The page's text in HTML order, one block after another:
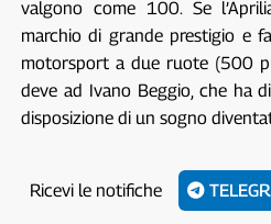
valgono come 100. Se
marchio di grande prestigio e
motorsport a due ruote (500
deve ad Ivano Beggio, che ha
disposizione di un sogno
Ricevi le notifiche